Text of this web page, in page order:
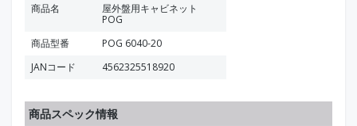
商品名
屋外盤用キャビネット
POG
商品型番
POG 6040-20
JANコード
4562325518920
商品スペック情報